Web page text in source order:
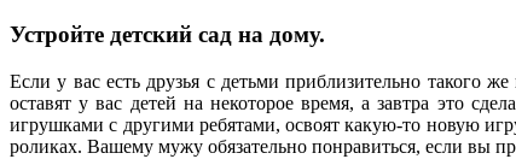
Устройте детский сад на дому.
Если у вас есть друзья с детьми приблизительно такого
оставят у вас детей на некоторое время, а завтра это
игрушками с другими ребятами, освоят какую-то новую
роликах. Вашему мужу обязательно понравиться, если вы